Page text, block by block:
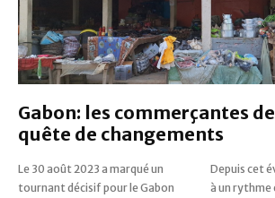
Gabon: les commerçantes
quête de changements
Le 30 août 2023 a marqué un
tournant décisif pour le Gabon
Depuis cet événement, le pays vit
à un rythme effréné de